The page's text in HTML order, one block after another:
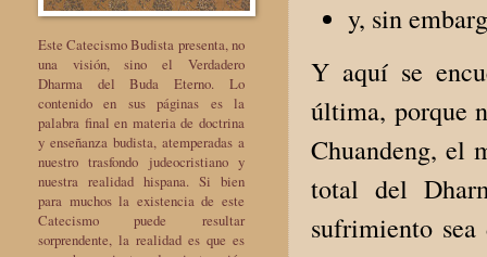
y, sin
Y aquí se
última, porque
Chuandeng, el
total del
sufrimiento
Este Catecismo Budista presenta, no
una visión, sino el Verdadero
Dharma del Buda Eterno. Lo
contenido en sus páginas es la
palabra final en materia de doctrina
y enseñanza budista, atemperadas a
nuestro trasfondo judeocristiano y
nuestra realidad hispana. Si bien
para muchos la existencia de este
Catecismo puede resultar
sorprendente, la realidad es que es